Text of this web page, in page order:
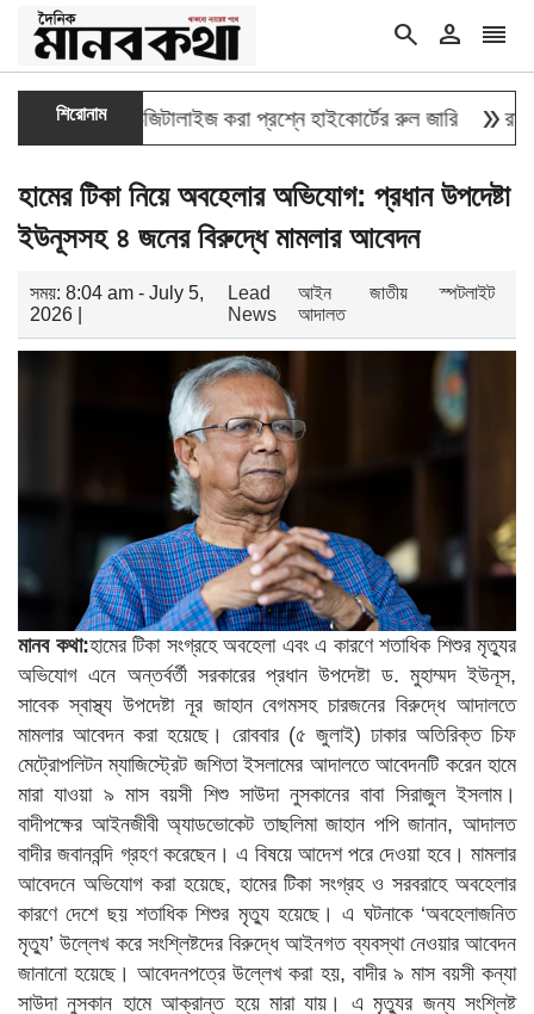
search person reorder
শিরোনাম
তথ্য ডিজিটালাইজ করা প্রশ্নে হাইকোর্টের রুল জারি double_arrowরাষ্ট্রপতি
হামের টিকা নিয়ে অবহেলার অভিযোগ: প্রধান উপদেষ্টা
ইউনূসসহ ৪ জনের বিরুদ্ধে মামলার আবেদন
সময়: 8:04 am - July 5,
2026 |
Lead
News
আইন
আদালত
জাতীয় স্পটলাইট
মানব কথা:হামের টিকা সংগ্রহে অবহেলা এবং এ কারণে শতাধিক শিশুর মৃত্যুর
অভিযোগ এনে অন্তর্বর্তী সরকারের প্রধান উপদেষ্টা ড. মুহাম্মদ ইউনূস,
সাবেক স্বাস্থ্য উপদেষ্টা নূর জাহান বেগমসহ চারজনের বিরুদ্ধে আদালতে
মামলার আবেদন করা হয়েছে। রোববার (৫ জুলাই) ঢাকার অতিরিক্ত চিফ
মেট্রোপলিটন ম্যাজিস্ট্রেট জশিতা ইসলামের আদালতে আবেদনটি করেন হামে
মারা যাওয়া ৯ মাস বয়সী শিশু সাউদা নুসকানের বাবা সিরাজুল ইসলাম।
বাদীপক্ষের আইনজীবী অ্যাডভোকেট তাছলিমা জাহান পপি জানান, আদালত
বাদীর জবানবন্দি গ্রহণ করেছেন। এ বিষয়ে আদেশ পরে দেওয়া হবে। মামলার
আবেদনে অভিযোগ করা হয়েছে, হামের টিকা সংগ্রহ ও সরবরাহে অবহেলার
কারণে দেশে ছয় শতাধিক শিশুর মৃত্যু হয়েছে। এ ঘটনাকে ‘অবহেলাজনিত
মৃত্যু’ উল্লেখ করে সংশ্লিষ্টদের বিরুদ্ধে আইনগত ব্যবস্থা নেওয়ার আবেদন
জানানো হয়েছে। আবেদনপত্রে উল্লেখ করা হয়, বাদীর ৯ মাস বয়সী কন্যা
সাউদা নুসকান হামে আক্রান্ত হয়ে মারা যায়। এ মৃত্যুর জন্য সংশ্লিষ্ট